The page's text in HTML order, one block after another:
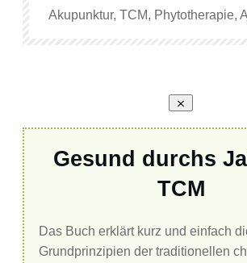
Akupunktur, TCM, Phytotherapie,
Gesund durchs
TCM
Das Buch erklärt kurz und einfach
Grundprinzipien der traditionellen